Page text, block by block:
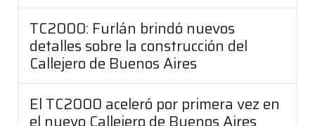
TC2000: Furlán brindó nuevos
detalles sobre la construcción del
Callejero de Buenos Aires
El TC2000 aceleró por primera vez en
el nuevo Callejero de Buenos Aires